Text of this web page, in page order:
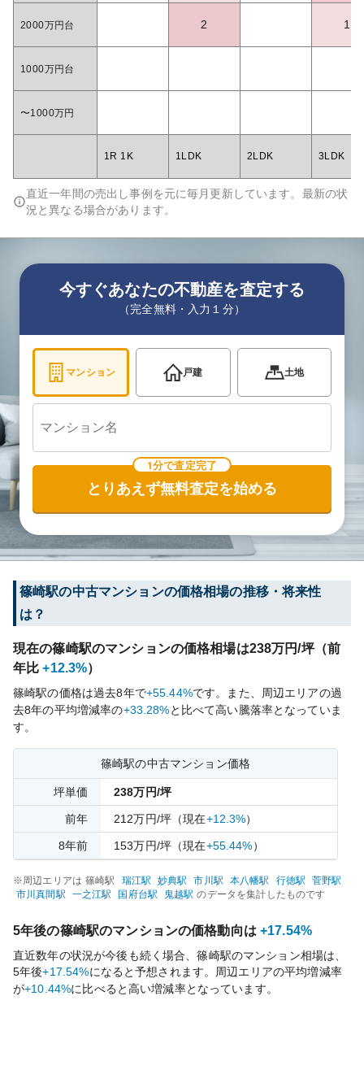
2000万円台 2 1
1000万円台
〜1000万円
1R 1K 1LDK 2LDK 3LDK
直近一年間の売出し事例を元に毎月更新しています。最新の状
況と異なる場合があります。
今すぐあなたの不動産を査定する
（完全無料・入力１分）
マンション 戸建 土地
1分で査定完了
とりあえず無料査定を始める
篠崎駅の中古マンションの価格相場の推移・将来性
は？
現在の篠崎駅のマンションの価格相場は238万円/坪（前
年比 +12.3%）
篠崎駅の価格は過去8年で+55.44%です。
また、周辺エリアの過
去8年の平均増減率の+33.28%と比べて高い騰落率となっていま
す。
篠崎駅の中古マンション価格
坪単価 238万円/坪
前年 212万円/坪 （現在+12.3%）
8年前 153万円/坪 （現在+55.44%）
※周辺エリアは 篠崎駅 瑞江駅 妙典駅 市川駅 本八幡駅 行徳駅 菅野駅
市川真間駅 一之江駅 国府台駅 鬼越駅 のデータを集計したものです
5年後の篠崎駅のマンションの価格動向は +17.54%
直近数年の状況が今後も続く場合、篠崎駅のマンション相場は、
5年後+17.54%になると予想されます。周辺エリアの平均増減率
が+10.44%に比べると高い増減率となっています。